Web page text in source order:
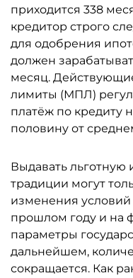
приходится 338
кредитор строго
для одобрения
должен
месяц.
лимиты (МПЛ)
платёж по кредиту
половину от
Выдавать льготную
традиции могут
изменения
прошлом году и на
параметры
дальнейшем,
сокращается. Как